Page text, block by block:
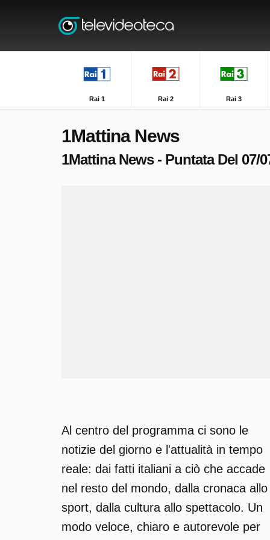
Rai 1 Rai 2 Rai 3
1Mattina News
1Mattina News - Puntata Del 07/
Al centro del programma ci sono le
notizie del giorno e l'attualità in tempo
reale: dai fatti italiani a ciò che accade
nel resto del mondo, dalla cronaca allo
sport, dalla cultura allo spettacolo. Un
modo veloce, chiaro e autorevole per